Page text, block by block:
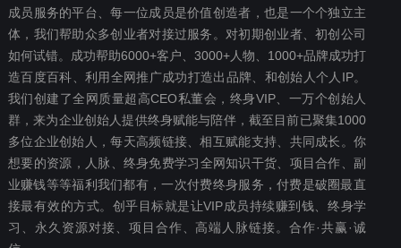
成员服务的平台、每一位成员是价值创造者，也是一个个独立主
体，我们帮助众多创业者对接过服务。对初期创业者、初创公司
如何试错。成功帮助6000+客户、3000+人物、1000+品牌成功打
造百度百科、利用全网推广成功打造出品牌、和创始人个人IP。
我们创建了全网质量超高CEO私董会，终身VIP、一万个创始人
群，来为企业创始人提供终身赋能与陪伴，截至目前已聚集1000
多位企业创始人，每天高频链接、相互赋能支持、共同成长。你
想要‬的资源，人脉、终身免费学习全网知识干货、项目合作、副
业赚钱等等福利我们都‬有，一次付费终‬身服务，付费是破圈最‬直
接最有效‬的方式。创乎目标就是让VIP成员持续赚到钱、终身学
习、永久资源对接、项目合作、高端人脉链接。合作·共赢·诚